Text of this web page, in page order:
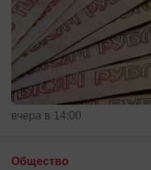
вчера в 14:00
Общество